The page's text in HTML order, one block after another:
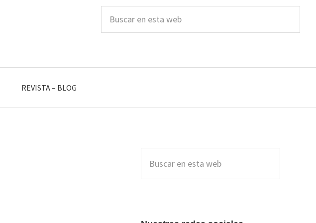
esta
REVISTA – BLOG
lateral
principal
esta